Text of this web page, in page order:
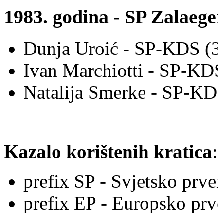
1983. godina - SP
Dunja Uroić - SP-KDS
Ivan Marchiotti - SP-
Natalija Smerke - SP-
Kazalo korištenih kratica:
prefix SP - Svjetsko
prefix EP - Europsko